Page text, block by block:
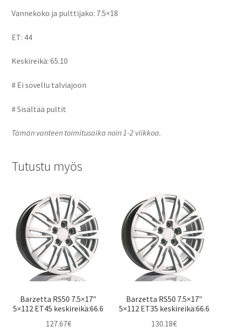
Vannekoko ja pulttijako: 7.5×18
ET: 44
Keskireikä: 65.10
# Ei sovellu talviajoon
# Sisältää pultit
Tämän vanteen toimitusaika noin 1-2 viikkoa.
Tutustu myös
Barzetta RS50 7.5×17″
5×112 ET45 keskireikä:66.6
127.67€
Barzetta RS50 7.5×17″
5×112 ET35 keskireikä:66.6
130.18€